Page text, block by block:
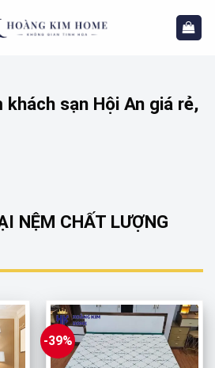
sạn Hội An giá rẻ,
NỆM CHẤT LƯỢNG
-39%